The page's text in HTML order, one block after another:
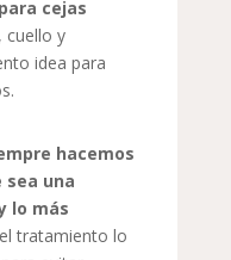
cejas
cuello y
idea para
hacemos
sea una
lo más
tratamiento lo